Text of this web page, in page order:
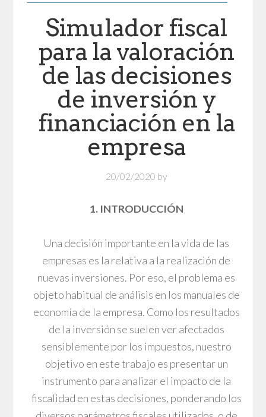
Simulador fiscal
para la valoración
de las decisiones
de inversión y
financiación en la
empresa
20/02/2020 by
1. INTRODUCCIÓN
Una decisión importante en la vida de las
empresas es la relativa a la realización de
nuevas inversiones. Por eso, el problema es
objeto habitual de análisis en los manuales de
economía de la empresa. Como los resultados
de la inversión se suelen ver afectados
sensiblemente por los impuestos, nuestro
objetivo en este trabajo es presentar un
instrumento para analizar el impacto de la
fiscalidad en estas decisiones, ponderando los